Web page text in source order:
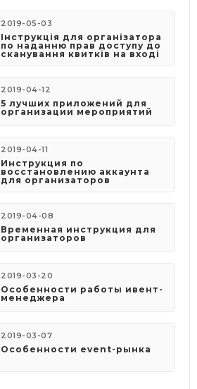
2019-05-03
​Інструкція для організатора
по наданню прав доступу до
сканування квитків на вході
2019-04-12
5 лучших приложений для
организации мероприятий
2019-04-11
Инструкция по
восстановлению аккаунта
для организаторов
2019-04-08
​Временная инструкция для
организаторов
2019-03-20
Особенности работы ивент-
менеджера
2019-03-07
Особенности event-рынка